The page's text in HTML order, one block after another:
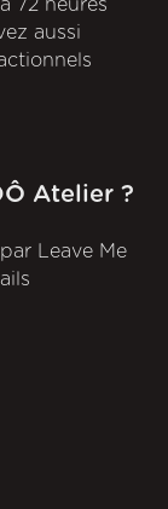
72 heures
aussi
Atelier ?
Leave Me